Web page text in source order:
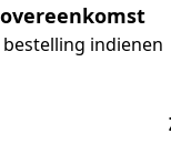
indienen